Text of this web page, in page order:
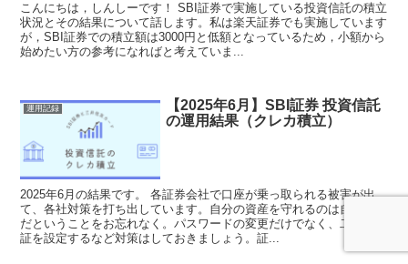
こんにちは，しんしーです！ SBI証券で実施している投資信託の積立
状況とその結果について話します。私は楽天証券でも実施しています
が，SBI証券での積立額は3000円と低額となっているため，小額から
始めたい方の参考になればと考えていま...
運用記録
【2025年6月】SBI証券 投資信託
の運用結果（クレカ積立）
2025年6月の結果です。 各証券会社で口座が乗っ取られる被害が出
て、各社対策を打ち出しています。自分の資産を守れるのは自分自身
だということをお忘れなく。パスワードの変更だけでなく、二段階認
証を設定するなど対策はしておきましょう。証...